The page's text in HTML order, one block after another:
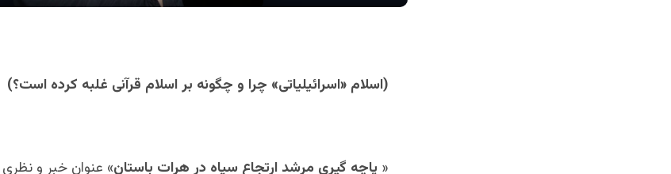
(اسلام «اسرائیلیاتی» چرا و چگونه بر اسلام قرآنی غلبه کرده است؟)
« پاچه گیری مرشد ارتجاع سیاه در هرات باستان» عنوان خبر و